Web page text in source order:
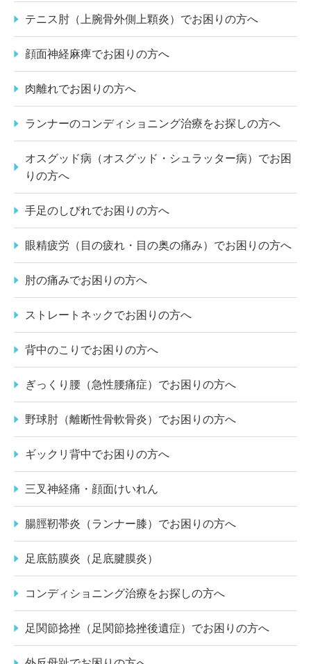
テニス肘（上腕骨外側上顆炎）でお困りの方へ
顔面神経麻痺でお困りの方へ
肉離れでお困りの方へ
ランナーのコンディショニング治療をお探しの方へ
オスグッド病（オスグッド・シュラッター病）でお困
りの方へ
手足のしびれでお困りの方へ
眼精疲労（目の疲れ・目の奥の痛み）でお困りの方へ
肘の痛みでお困りの方へ
ストレートネックでお困りの方へ
背中のこりでお困りの方へ
ぎっくり腰（急性腰痛症）でお困りの方へ
野球肘（離断性骨軟骨炎）でお困りの方へ
ギックリ背中でお困りの方へ
三叉神経痛・顔面けいれん
腸脛靭帯炎（ランナー膝）でお困りの方へ
足底筋膜炎（足底腱膜炎）
コンディショニング治療をお探しの方へ
足関節捻挫（足関節捻挫後遺症）でお困りの方へ